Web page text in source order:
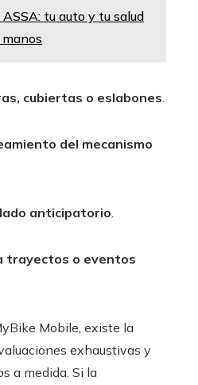
ASSA: tu auto y tu salud
cubiertas o eslabones.
del mecanismo
anticipatorio.
trayectos o eventos
Mobile, existe la
exhaustivas y
a medida. Si la